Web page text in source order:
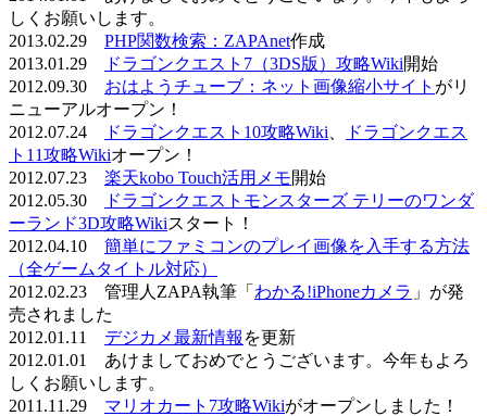
しくお願いします。
2013.02.29 PHP関数検索：ZAPAnet作成
2013.01.29
ドラゴンクエスト7（3DS版）攻略Wiki開始
2012.09.30 おはようチューブ：ネット画像縮小サイト がリ
ニューアルオープン！
2012.07.24
ドラゴンクエスト10攻略Wiki
ドラゴンクエス
ト11攻略Wikiオープン！
2012.07.23 楽天kobo Touch活用メモ開始
2012.05.30
ドラゴンクエストモンスターズ テリーのワンダ
ーランド3D攻略Wikiスタート！
2012.04.10 簡単にファミコンのプレイ画像を入手する方法
（全ゲームタイトル対応）
2012.02.23 管理人ZAPA執筆「 わかる!iPhoneカメラ 」が発
売されました
2012.01.11 デジカメ最新情報 を更新
2012.01.01 あけましておめでとうございます。今年もよろ
しくお願いします。
2011.11.29 マリオカート7攻略Wikiがオープンしました！